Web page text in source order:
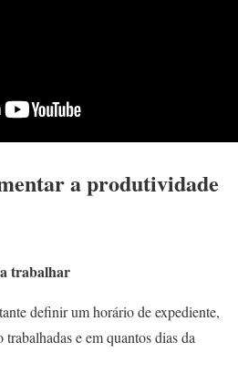
a produtividade
trabalhar
definir um horário de expediente,
trabalhadas e em quantos dias da